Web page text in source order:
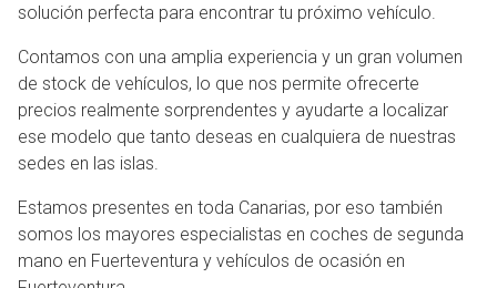
solución perfecta para encontrar tu próximo vehículo.
Contamos con una amplia experiencia y un gran volumen
de stock de vehículos, lo que nos permite ofrecerte
precios realmente sorprendentes y ayudarte a localizar
ese modelo que tanto deseas en cualquiera de nuestras
sedes en las islas.
Estamos presentes en toda Canarias, por eso también
somos los mayores especialistas en coches de segunda
mano en Fuerteventura y vehículos de ocasión en